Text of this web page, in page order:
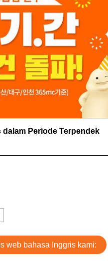
dalam Periode Terpendek
web bahasa Inggris kami: